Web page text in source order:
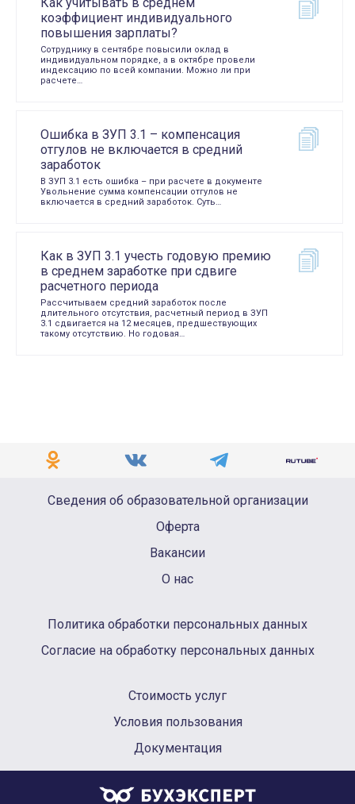
коэффициент индивидуального
повышения зарплаты?
Сотруднику в сентябре повысили оклад в
индивидуальном порядке, а в октябре провели
индексацию по всей компании. Можно ли при
расчете…
Ошибка в ЗУП 3.1 – компенсация
отгулов не включается в средний
заработок
В ЗУП 3.1 есть ошибка – при расчете в документе
Увольнение сумма компенсации отгулов не
включается в средний заработок. Суть…
Как в ЗУП 3.1 учесть годовую премию
в среднем заработке при сдвиге
расчетного периода
Рассчитываем средний заработок после
длительного отсутствия, расчетный период в ЗУП
3.1 сдвигается на 12 месяцев, предшествующих
такому отсутствию. Но годовая…
Сведения об образовательной организации
Оферта
Вакансии
О нас
Политика обработки персональных данных
Согласие на обработку персональных данных
Стоимость услуг
Условия пользования
Документация